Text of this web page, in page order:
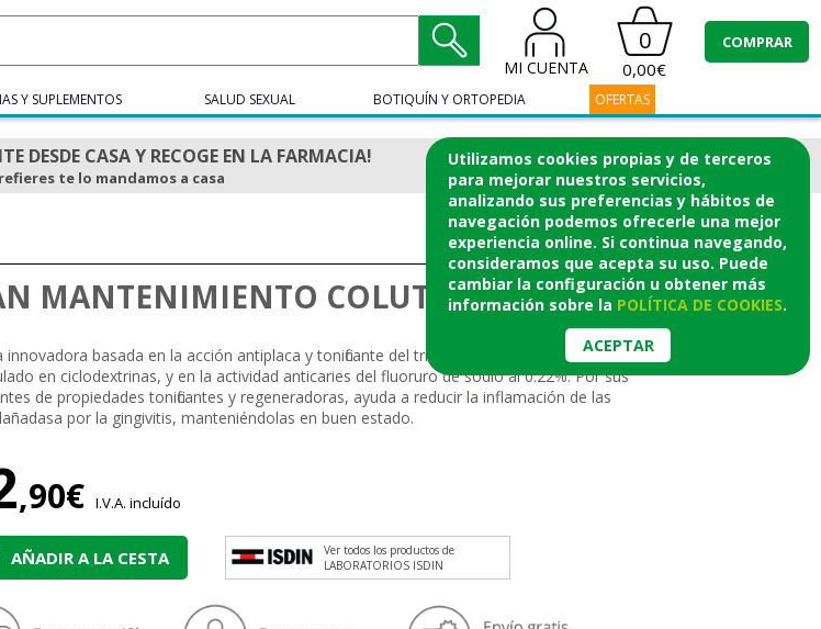
Utilizamos cookies propias y de terceros
para mejorar nuestros servicios,
analizando sus preferencias y hábitos de
navegación podemos ofrecerle una mejor
experiencia online. Si continua navegando,
consideramos que acepta su uso. Puede
cambiar la configuración u obtener más
información sobre la POLÍTICA DE COOKIES.
ACEPTAR
MI CUENTA
0
0,00€
COMPRAR
Y SUPLEMENTOS SALUD SEXUAL BOTIQUÍN Y ORTOPEDIA OFERTAS
DESDE CASA Y RECOGE EN LA FARMACIA!
te lo mandamos a casa
MANTENIMIENTO COLUTORIO 500 ML
innovadora basada en la acción antiplaca y tonificante del triclosan al 0.15% libre y
en ciclodextrinas, y en la actividad anticaries del fluoruro de sodio al 0.22%. Por sus
de propiedades tonificantes y regeneradoras, ayuda a reducir la inflamación de las
por la gingivitis, manteniéndolas en buen estado.
,90€ I.V.A. incluído
AÑADIR A LA CESTA
Ver todos los productos de
LABORATORIOS ISDIN